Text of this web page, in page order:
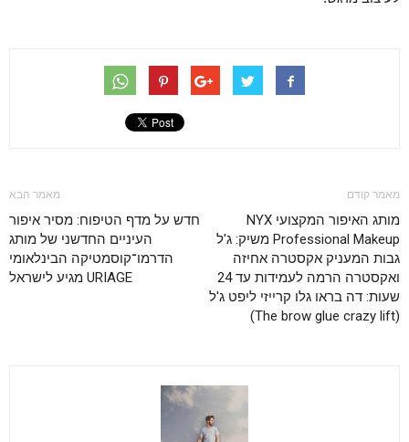
מאמר קודם
מותג האיפור המקצועי NYX
Professional Makeup משיק: ג'ל
גבות המעניק אקסטרה אחיזה
ואקסטרה הרמה לעמידות עד 24
שעות: דה בראו גלו קרייזי ליפט ג'ל
(The brow glue crazy lift)
מאמר הבא
חדש על מדף הטיפוח: מסיר איפור
העיניים החדשני של מותג
הדרמו־קוסמטיקה הבינלאומי
URIAGE מגיע לישראל